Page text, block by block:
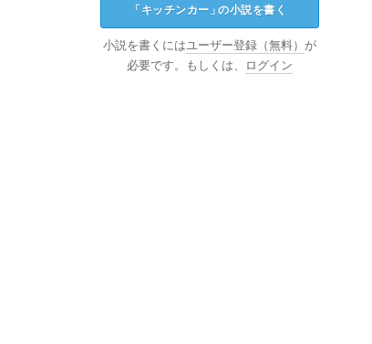
「キッチンカー 」の小説を書く
小説を書くにはユーザー登録（無料） が
必要です。もしくは、
ログイン